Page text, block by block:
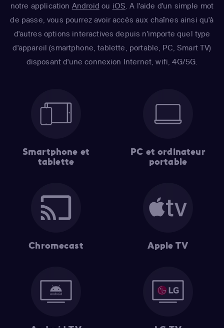
notre application Android ou iOS . A l'aide d'un simple mot
de passe, vous pourrez avoir accès aux chaînes ainsi qu'à
d'autres options interactives depuis n'importe quel type
d'appareil (smartphone, tablette, portable, PC, Smart TV)
disposant d'une connexion Internet, wifi, 4G/5G.
Smartphone et
tablette
PC et ordinateur
portable
Chromecast Apple TV